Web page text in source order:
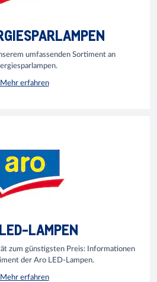
umfassenden Sortiment an
Mehr erfahren
LAMPEN
zum günstigsten Preis: Informationen
der Aro LED-Lampen.
Mehr erfahren